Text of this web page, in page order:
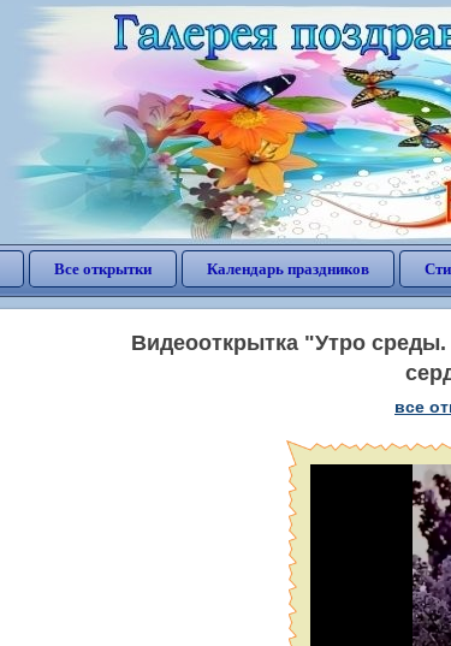
Все открытки Календарь праздников
Видеооткрытка "Утро
все